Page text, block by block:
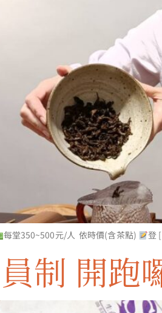
每堂350~500元/人 依時價(含茶點) 登
制 開跑